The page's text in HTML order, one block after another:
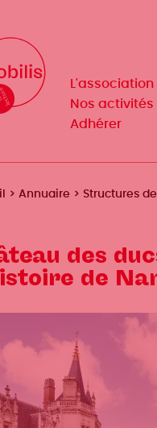
L'association
Nos activités
Adhérer
L'association
Nos activités
Adhérer
Annuaire Structures
des
de